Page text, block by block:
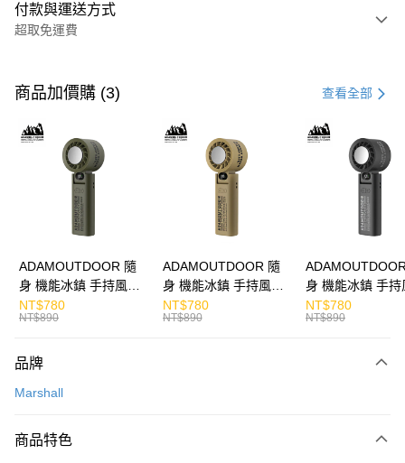
付款與運送方式
超取免運費
信用卡一次付款
LINE Pay
Apple Pay
運送方式
免運費
付款後7-11取貨
宅配
商品加價購 (3) 查看全部
ADAMOUTDOOR 隨
身 機能冰鎮 手持風扇
掛繩
NT$780
NT$890
ADAMOUTDOOR 隨
身 機能冰鎮 手持風扇
掛繩
NT$780
NT$890
身 機能冰鎮 手持
掛繩
NT$780
NT$890
品牌
Marshall
商品特色